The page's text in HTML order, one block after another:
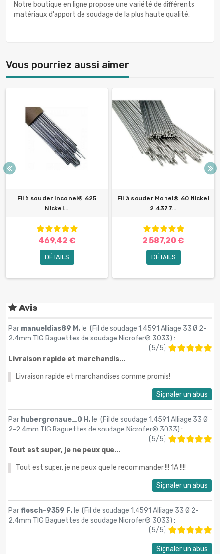
Notre boutique en ligne propose une variété de différents
matériaux d'apport de soudage de la plus haute qualité.
Vous pourriez aussi aimer
Fil à souder Inconel® 625
Nickel...
469,42 €
DÉTAILS
Fil à souder Monel® 60 Nickel
2.4377...
2 587,20 €
DÉTAILS
Avis
Par manueldias89 M.le (Fil de soudage 1.4591 Alliage 33 Ø 2-
2.4mm TIG Baguettes de soudage Nicrofer® 3033) :
(5/5)
Livraison rapide et marchandis...
Livraison rapide et marchandises comme promis!
Signaler un abus
Par hubergronaue_0 H.le (Fil de soudage 1.4591 Alliage 33 Ø
2-2.4mm TIG Baguettes de soudage Nicrofer® 3033) :
(5/5)
Tout est super, je ne peux que...
Tout est super, je ne peux que le recommander !!! 1A !!!!
Signaler un abus
Parflosch-9359 F.le (Fil de soudage 1.4591 Alliage 33 Ø 2-
2.4mm TIG Baguettes de soudage Nicrofer® 3033) :
(5/5)
Signaler un abus